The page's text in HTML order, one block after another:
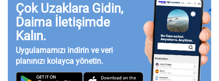
Çok Uzaklara Gidin,
Daima İletişimde
Kalın.
Uygulamamızı indirin ve veri
planınızı kolayca yönetin.